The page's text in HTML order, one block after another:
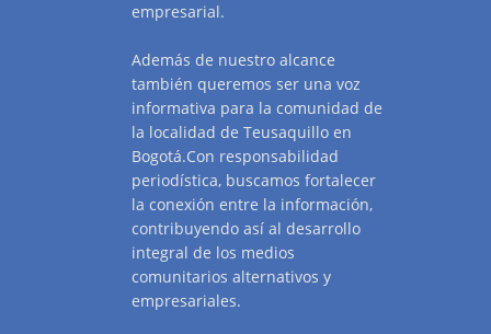
empresarial.
Además de nuestro alcance
también queremos ser una voz
informativa para la comunidad de
la localidad de Teusaquillo en
Bogotá.Con responsabilidad
periodística, buscamos fortalecer
la conexión entre la información,
contribuyendo así al desarrollo
integral de los medios
comunitarios alternativos y
empresariales.